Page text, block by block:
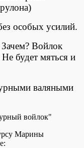
особых усилий.
Зачем? Войлок
будет мяться и
валяными
Марины